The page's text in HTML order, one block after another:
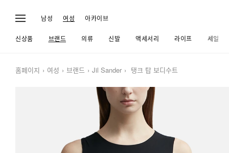
남성 여성 아카이브
신상품 브랜드 의류 신발 액세서리 라이프 세일
홈페이지 여성 브랜드 Jil Sander 탱크 탑 보디수트